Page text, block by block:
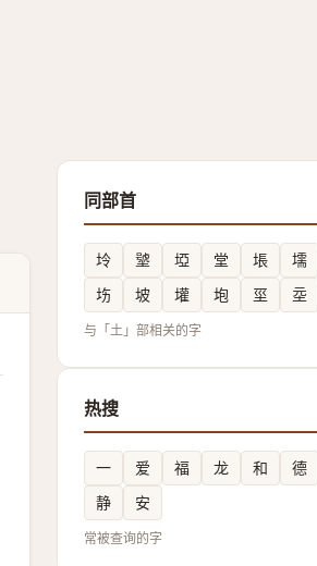
同部首
坽 㙱 埡 堂 㙊
壖
㘯
坡 壦 垉 坙 坖
与「土」部相关的字
热搜
一 爱 福 龙 和
德
静
安
常被查询的字